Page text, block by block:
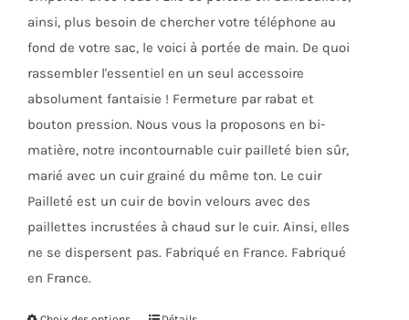
page
produit
ainsi, plus besoin de chercher votre téléphone au
fond de votre sac, le voici à portée de main. De quoi
rassembler l'essentiel en un seul accessoire
absolument fantaisie ! Fermeture par rabat et
bouton pression. Nous vous la proposons en bi-
matière, notre incontournable cuir pailleté bien sûr,
marié avec un cuir grainé du même ton. Le cuir
Pailleté est un cuir de bovin velours avec des
paillettes incrustées à chaud sur le cuir. Ainsi, elles
ne se dispersent pas. Fabriqué en France. Fabriqué
en France.